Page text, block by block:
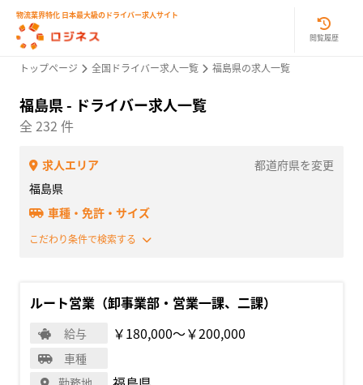
物流業界特化 日本最大級のドライバー求人サイト
閲覧履歴
トップページ 全国ドライバー求人一覧 福島県の求人一覧
福島県 - ドライバー求人一覧
全 232 件
求人エリア
都道府県を変更
福島県
車種・免許・サイズ
こだわり条件で検索する
ルート営業（卸事業部・営業一課、二課）
給与 ￥180,000〜￥200,000
車種